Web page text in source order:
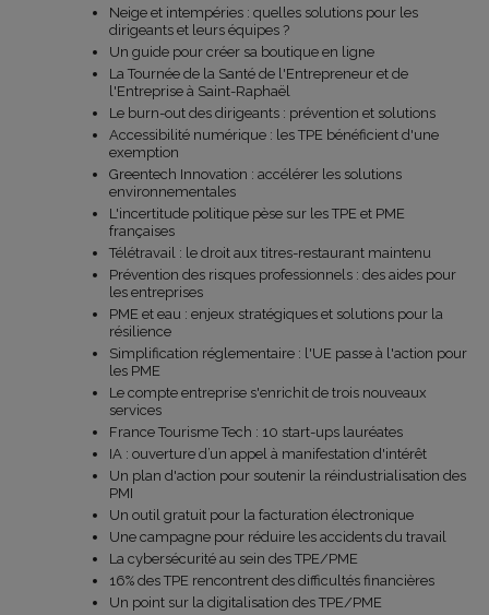
Neige et intempéries : quelles solutions pour les
dirigeants et leurs équipes ?
Un guide pour créer sa boutique en ligne
La Tournée de la Santé de l'Entrepreneur et de
l'Entreprise à Saint-Raphaël
Le burn-out des dirigeants : prévention et solutions
Accessibilité numérique : les TPE bénéficient d'une
exemption
Greentech Innovation : accélérer les solutions
environnementales
L'incertitude politique pèse sur les TPE et PME
françaises
Télétravail : le droit aux titres-restaurant maintenu
Prévention des risques professionnels : des aides pour
les entreprises
PME et eau : enjeux stratégiques et solutions pour la
résilience
Simplification réglementaire : l'UE passe à l'action pour
les PME
Le compte entreprise s'enrichit de trois nouveaux
services
France Tourisme Tech : 10 start-ups lauréates
IA : ouverture d’un appel à manifestation d'intérêt
Un plan d'action pour soutenir la réindustrialisation des
PMI
Un outil gratuit pour la facturation électronique
Une campagne pour réduire les accidents du travail
La cybersécurité au sein des TPE/PME
16% des TPE rencontrent des difficultés financières
Un point sur la digitalisation des TPE/PME